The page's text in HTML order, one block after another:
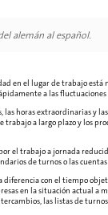
alemán al español.
en el lugar de trabajo
a las
las horas extraordinarias y
a largo plazo y los
el trabajo a jornada
de turnos o las
con el tiempo
en la situación actual
las listas de